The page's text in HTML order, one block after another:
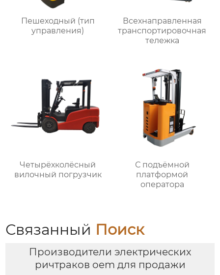
Пешеходный (тип
управления)
Всехнаправленная
транспортировочная
тележка
Четырёхколёсный
вилочный погрузчик
С подъёмной
платформой
оператора
Связанный Поиск
Производители электрических
ричтраков oem для продажи